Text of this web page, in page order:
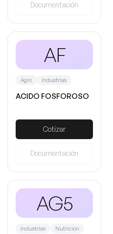
Documentación
AF
Agro Industrias
ACIDO FOSFOROSO
Cotizar
Documentación
AG5
Industrias Nutricion